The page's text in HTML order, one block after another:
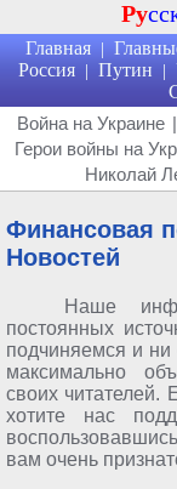
Ру
Главная |
Россия | Путин |
Война на Украине |
Герои войны на
Николай
Финансовая
Новостей
Наше
постоянных
подчиняемся и
максимально
своих
хотите нас
вам очень